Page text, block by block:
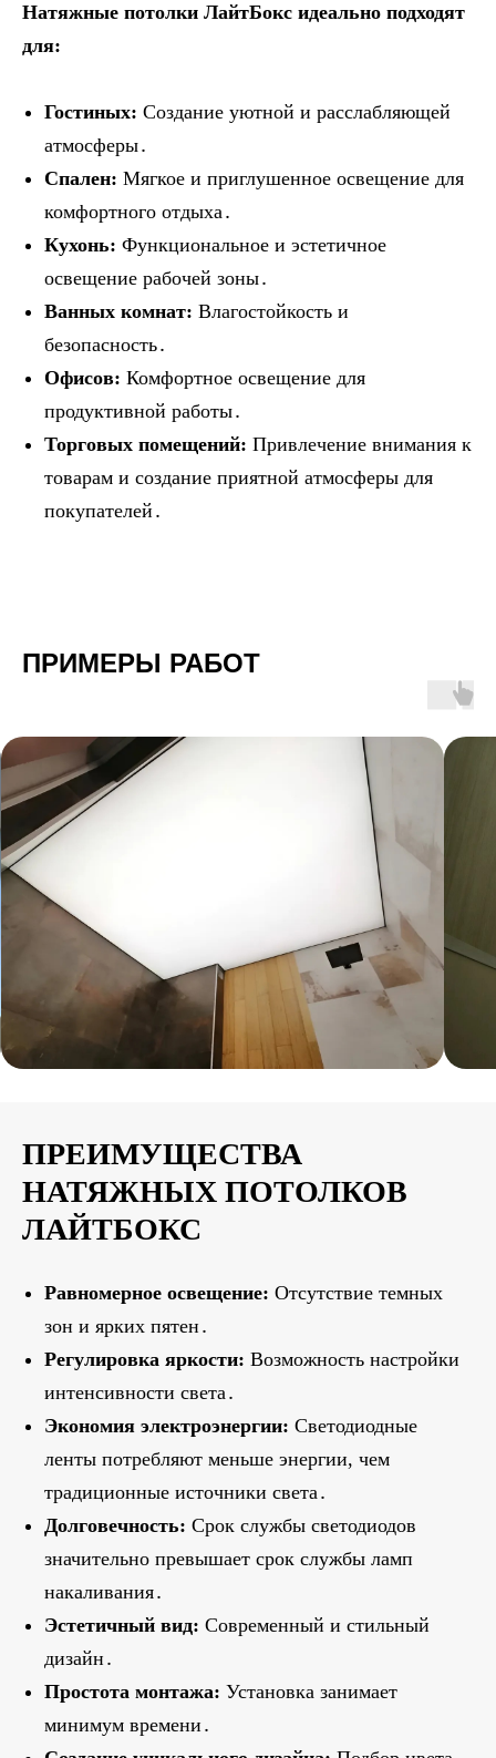
Натяжные потолки ЛайтБокс идеально подходят
для:
Гостиных: Создание уютной и расслабляющей
атмосферы․
Спален: Мягкое и приглушенное освещение для
комфортного отдыха․
Кухонь: Функциональное и эстетичное
освещение рабочей зоны․
Ванных комнат: Влагостойкость и
безопасность․
Офисов: Комфортное освещение для
продуктивной работы․
Торговых помещений: Привлечение внимания к
товарам и создание приятной атмосферы для
покупателей․
ПРИМЕРЫ РАБОТ
ПРЕИМУЩЕСТВА
НАТЯЖНЫХ ПОТОЛКОВ
ЛАЙТБОКС
Равномерное освещение: Отсутствие темных
зон и ярких пятен․
Регулировка яркости: Возможность настройки
интенсивности света․
Экономия электроэнергии: Светодиодные
ленты потребляют меньше энергии, чем
традиционные источники света․
Долговечность: Срок службы светодиодов
значительно превышает срок службы ламп
накаливания․
Эстетичный вид: Современный и стильный
дизайн․
Простота монтажа: Установка занимает
минимум времени․